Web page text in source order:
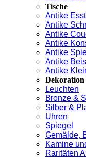
Tische
Antike
Antike
Antike
Antike
Antike
Antike
Antike
Dekoration
Leuchten
Bronze &
Silber &
Uhren
Spiegel
Gemälde,
Kamine
Raritäten